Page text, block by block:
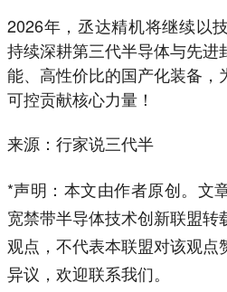
2026年，丞达精机将继续以
持续深耕第三代半导体与先进
能、高性价比的国产化装备，
可控贡献核心力量！
来源：行家说三代半
*声明：本文由作者原创。文
宽禁带半导体技术创新联盟
观点，不代表本联盟对该观
异议，欢迎联系我们。